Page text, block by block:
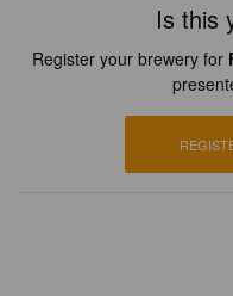
Is this
Register your brewery for